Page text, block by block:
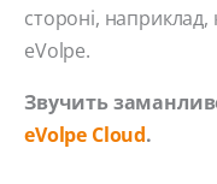
стороні, наприклад,
eVolpe.
Звучить
eVolpe Cloud.